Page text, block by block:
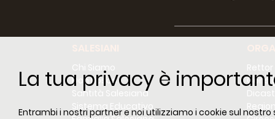
La tua privacy è
Entrambi i nostri partner e noi utilizziamo i cookie sul
mayo
De
Chi Siamo
Don Bosco
Santità Salesiana
Sistema Educativo
Regioni